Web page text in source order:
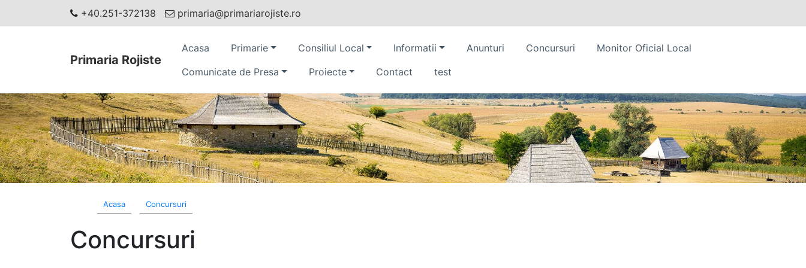
+40.251-372138 primaria@primariarojiste.ro
Primaria Rojiste
Acasa Primarie Consiliul Local Informatii Anunturi Concursuri
Monitor Oficial Local
Comunicate de Presa
Proiecte Contact test
Acasa Concursuri
Concursuri